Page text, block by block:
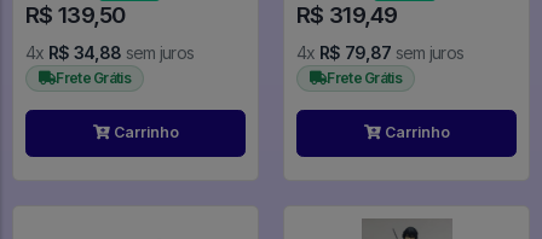
R$ 139,50
4x R$ 34,88 sem juros
Frete Grátis
Carrinho
R$ 319,49
4x R$ 79,87 sem juros
Frete Grátis
Carrinho